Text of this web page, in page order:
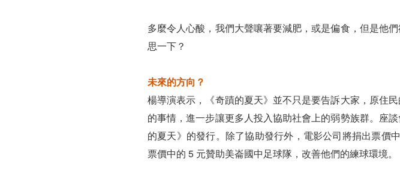
多麼令人心酸，我們大聲嚷著要減肥，或是偏食，但是他
思一下？
未來的方向？
楊導演表示，《奇蹟的夏天》並不只是要告訴大家，原住
的事情，進一步讓更多人投入協助社會上的弱勢族群。座
的夏天》的發行。除了協助發行外，電影公司將捐出票價
票價中的 5 元贊助美崙國中足球隊，改善他們的練球環境。